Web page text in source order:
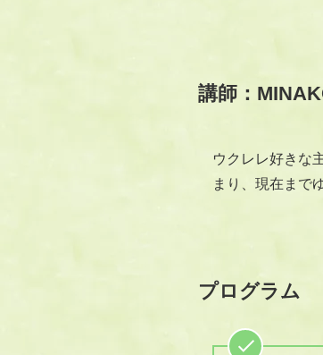
講師：
ウクレレ好きな
まり、現在まで
プログラム